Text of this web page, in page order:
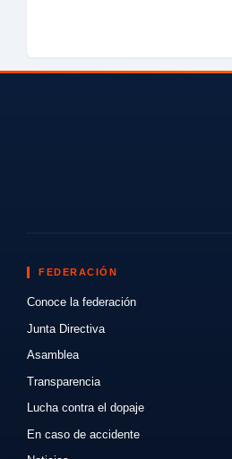
FEDERACIÓN
Conoce la federación
Junta Directiva
Asamblea
Transparencia
Lucha contra el dopaje
En caso de accidente